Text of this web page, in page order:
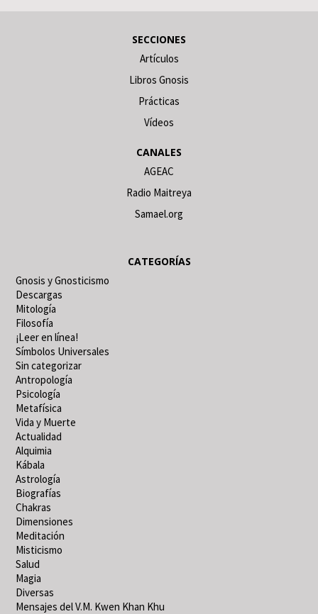
SECCIONES
Artículos
Libros Gnosis
Prácticas
Vídeos
CANALES
AGEAC
Radio Maitreya
Samael.org
CATEGORÍAS
Gnosis y Gnosticismo
Descargas
Mitología
Filosofía
¡Leer en línea!
Símbolos Universales
Sin categorizar
Antropología
Psicología
Metafísica
Vida y Muerte
Actualidad
Alquimia
Kábala
Astrología
Biografías
Chakras
Dimensiones
Meditación
Misticismo
Salud
Magia
Diversas
Mensajes del V.M. Kwen Khan Khu